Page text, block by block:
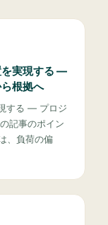
を実現する —
根拠へ
する — プロジ
記事のポイン
、負荷の偏